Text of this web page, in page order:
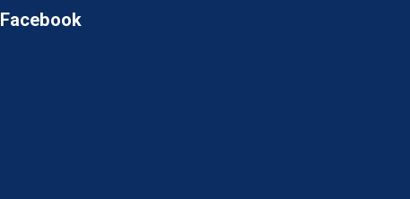
Facebook